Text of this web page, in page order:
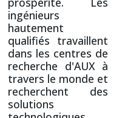
ingénieurs
hautement
qualifiés travaillent
dans les centres de
recherche d'AUX à
travers le monde et
recherchent des
solutions